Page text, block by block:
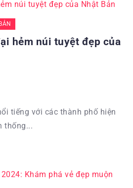
hẻm núi tuyệt đẹp của
tiếng với các thành phố hiện
thống...